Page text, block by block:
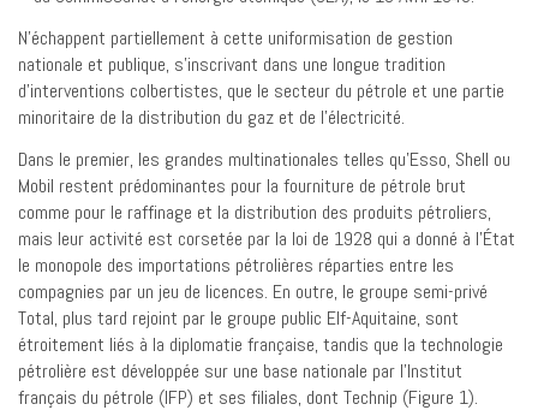
N’échappent partiellement à cette uniformisation de gestion
nationale et publique, s’inscrivant dans une longue tradition
d’interventions colbertistes, que le secteur du pétrole et une partie
minoritaire de la distribution du gaz et de l’électricité.
Dans le premier, les grandes multinationales telles qu’Esso, Shell ou
Mobil restent prédominantes pour la fourniture de pétrole brut
comme pour le raffinage et la distribution des produits pétroliers,
mais leur activité est corsetée par la loi de 1928 qui a donné à l’État
le monopole des importations pétrolières réparties entre les
compagnies par un jeu de licences. En outre, le groupe semi-privé
Total, plus tard rejoint par le groupe public Elf-Aquitaine, sont
étroitement liés à la diplomatie française, tandis que la technologie
pétrolière est développée sur une base nationale par l’Institut
français du pétrole (IFP) et ses filiales, dont Technip (Figure 1).